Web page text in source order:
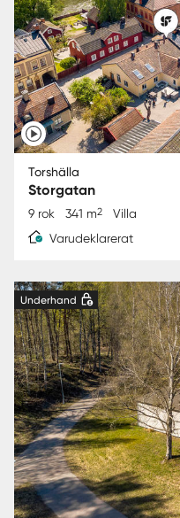
Torshälla
Storgatan
9 rok 341 m2
Villa
Varudeklarerat
Underhand